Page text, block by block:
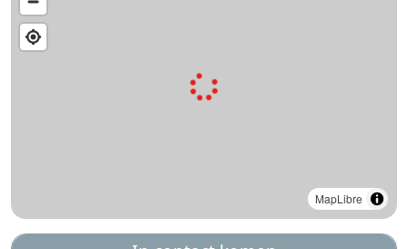
MapLibre